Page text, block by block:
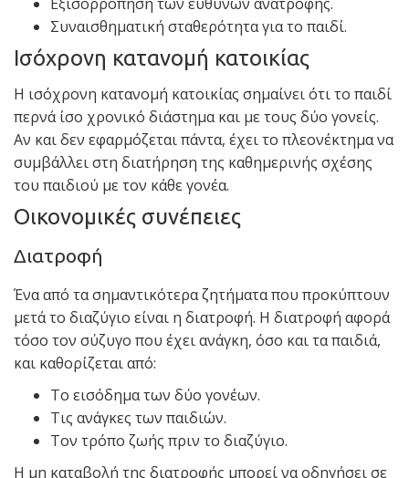
Συναισθηματική σταθερότητα για το παιδί.
Ισόχρονη κατανομή κατοικίας
Η ισόχρονη κατανομή κατοικίας σημαίνει ότι το παιδί
περνά ίσο χρονικό διάστημα και με τους δύο γονείς.
Αν και δεν εφαρμόζεται πάντα, έχει το πλεονέκτημα να
συμβάλλει στη διατήρηση της καθημερινής σχέσης
του παιδιού με τον κάθε γονέα.
Οικονομικές συνέπειες
Διατροφή
Ένα από τα σημαντικότερα ζητήματα που προκύπτουν
μετά το διαζύγιο είναι η διατροφή. Η διατροφή αφορά
τόσο τον σύζυγο που έχει ανάγκη, όσο και τα παιδιά,
και καθορίζεται από:
Το εισόδημα των δύο γονέων.
Τις ανάγκες των παιδιών.
Τον τρόπο ζωής πριν το διαζύγιο.
Η μη καταβολή της διατροφής μπορεί να οδηγήσει σε